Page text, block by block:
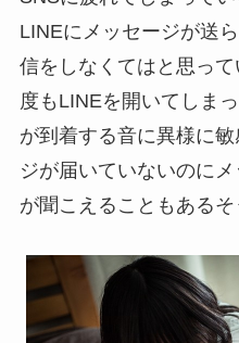
LINEにメッセージが送
信をしなくてはと思っ
度もLINEを開いてしま
が到着する音に異様に
ジが届いていないのに
が聞こえることもあるそ